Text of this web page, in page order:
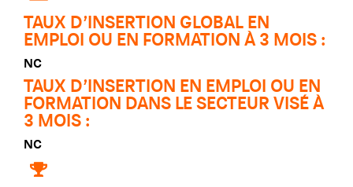
TAUX D’INSERTION GLOBAL EN
EMPLOI OU EN FORMATION À 3 MOIS :
NC
TAUX D’INSERTION EN EMPLOI OU EN
FORMATION DANS LE SECTEUR VISÉ À
3 MOIS :
NC